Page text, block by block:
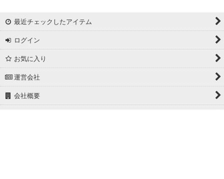
マドラスチェック
ドビー
撥水加工
起毛生地
最近チェックしたアイテム
ログイン
お気に入り
運営会社
会社概要